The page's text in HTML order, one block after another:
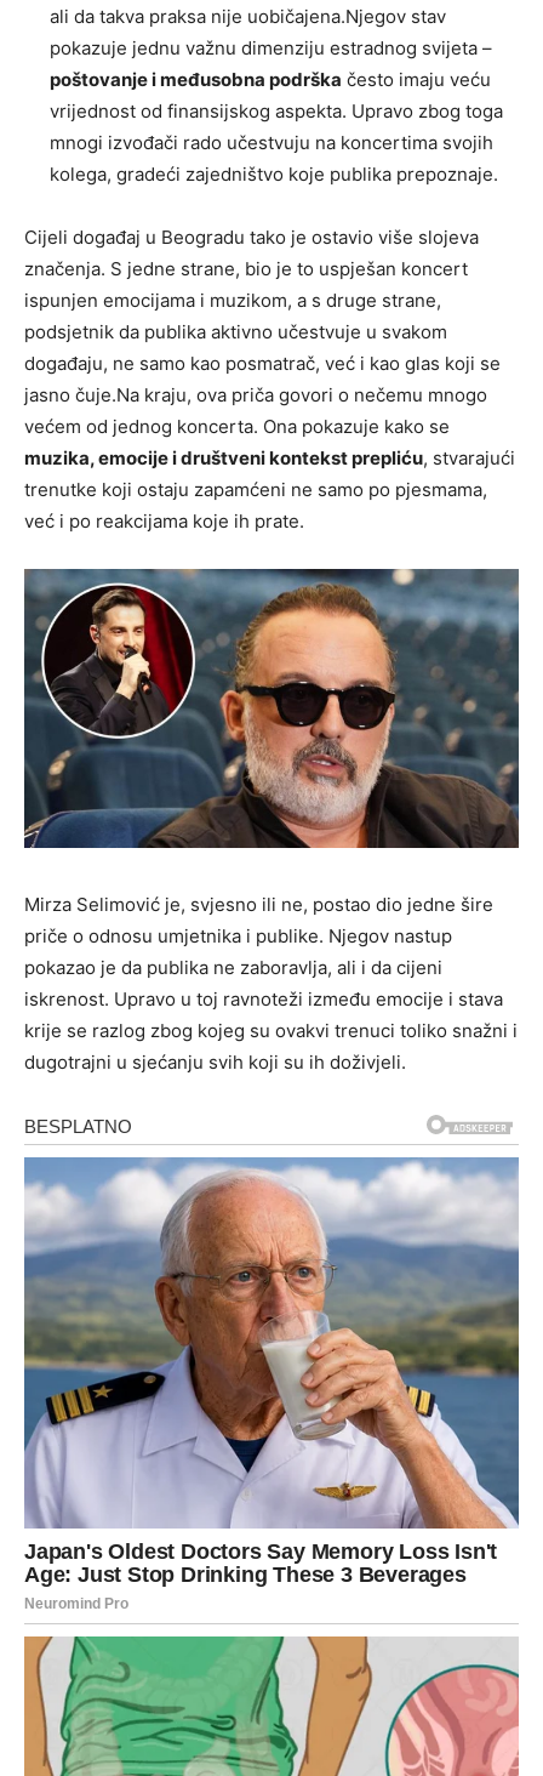
ali da takva praksa nije uobičajena.Njegov stav
pokazuje jednu važnu dimenziju estradnog svijeta –
poštovanje i međusobna podrška često imaju veću
vrijednost od finansijskog aspekta. Upravo zbog toga
mnogi izvođači rado učestvuju na koncertima svojih
kolega, gradeći zajedništvo koje publika prepoznaje.
Cijeli događaj u Beogradu tako je ostavio više slojeva
značenja. S jedne strane, bio je to uspješan koncert
ispunjen emocijama i muzikom, a s druge strane,
podsjetnik da publika aktivno učestvuje u svakom
događaju, ne samo kao posmatrač, već i kao glas koji se
jasno čuje.Na kraju, ova priča govori o nečemu mnogo
većem od jednog koncerta. Ona pokazuje kako se
muzika, emocije i društveni kontekst prepliću, stvarajući
trenutke koji ostaju zapamćeni ne samo po pjesmama,
već i po reakcijama koje ih prate.
Mirza Selimović je, svjesno ili ne, postao dio jedne šire
priče o odnosu umjetnika i publike. Njegov nastup
pokazao je da publika ne zaboravlja, ali i da cijeni
iskrenost. Upravo u toj ravnoteži između emocije i stava
krije se razlog zbog kojeg su ovakvi trenuci toliko snažni i
dugotrajni u sjećanju svih koji su ih doživjeli.